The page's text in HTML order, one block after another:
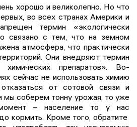
хорошо и великолепно. Но что
во всех странах Америки и
термин «экологически
связано с тем, что на земном
атмосфера, что практически
Они внедряют термин
химических препаратов». Во-
сейчас не использовать химию
от сотовой связи и
мы соберем тонну урожая, то уже
– население то у нас
кормить. Кроме того, обратите